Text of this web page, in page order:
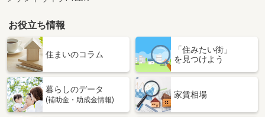
お役立ち情報
住まいのコラム
「住みたい街」
を見つけよう
暮らしのデータ
(補助金・助成金情報)
家賃相場